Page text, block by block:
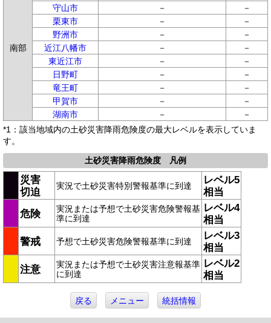
南部
守山市
－
－
栗東市
－
－
野洲市
－
－
近江八幡市
－
－
東近江市
－
－
日野町
－
－
竜王町
－
－
甲賀市
－
－
湖南市
－
－
*1：該当地域内の土砂災害降雨危険度の最大レベルを表示していま
す。
土砂災害降雨危険度 凡例
災害
切迫
実況で土砂災害特別警報基準に到達
レベル5
相当
危険
実況または予想で土砂災害危険警報基
準に到達
レベル4
相当
警戒
予想で土砂災害危険警報基準に到達
レベル3
相当
注意
実況または予想で土砂災害注意報基準
に到達
レベル2
相当
戻る メニュー 統括情報